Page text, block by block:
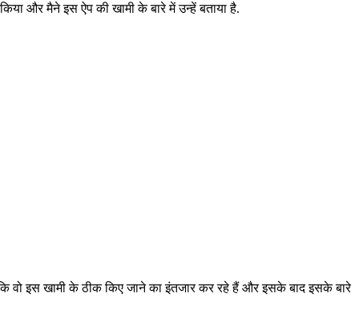
और मैने इस ऐप की खामी के बारे में उन्हें बताया है.
वो इस खामी के ठीक किए जाने का इंतजार कर रहे हैं और इसके बाद इसके बारे